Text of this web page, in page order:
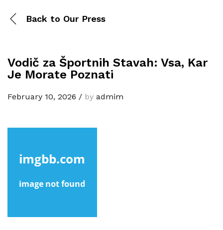
Back to Our Press
Vodič za Športnih Stavah: Vsa, Kar
Je Morate Poznati
February 10, 2026 / by admim